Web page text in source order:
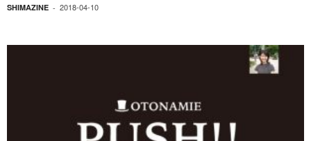
SHIMAZINE - 2018-04-10